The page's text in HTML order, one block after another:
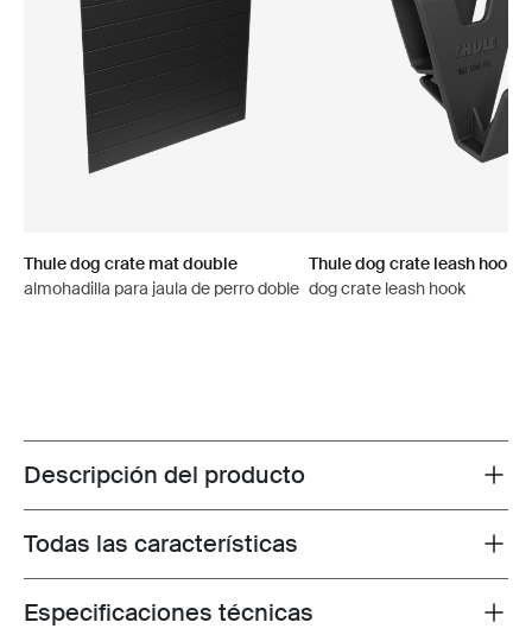
Thule dog crate mat double
almohadilla para jaula de perro doble
Thule dog crate leash hook
dog crate leash hook
Toggle overview
Descripción del producto
Toggle features
Todas las características
Toggle techspec
Especificaciones técnicas